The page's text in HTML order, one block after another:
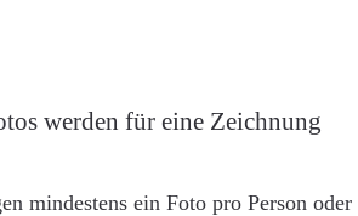
werden für eine Zeichnung
mindestens ein Foto pro Person oder